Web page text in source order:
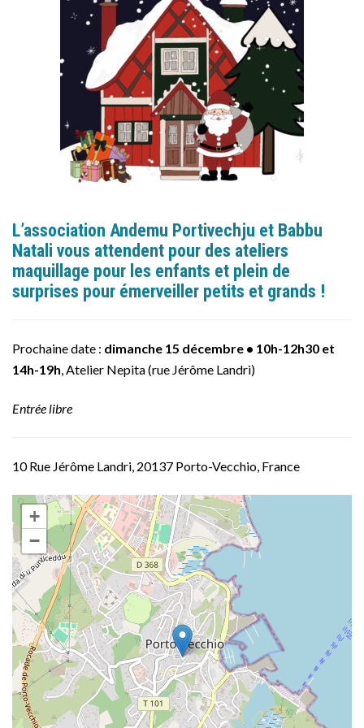
L’association Andemu Portivechju et Babbu
Natali vous attendent pour des ateliers
maquillage pour les enfants et plein de
surprises pour émerveiller petits et grands !
Prochaine date : dimanche 15 décembre • 10h-12h30 et
14h-19h, Atelier Nepita (rue Jérôme Landri)
Entrée libre
10 Rue Jérôme Landri, 20137 Porto-Vecchio, France
+
−